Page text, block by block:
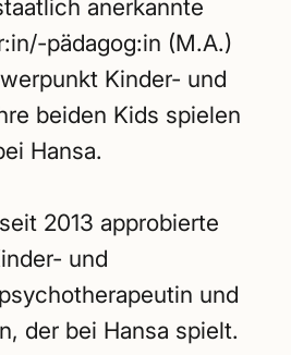
anerkannte
pädagog:in (M.A.)
Kinder- und
beiden Kids spielen
Hansa.
2013 approbierte
und
und
der bei Hansa spielt.